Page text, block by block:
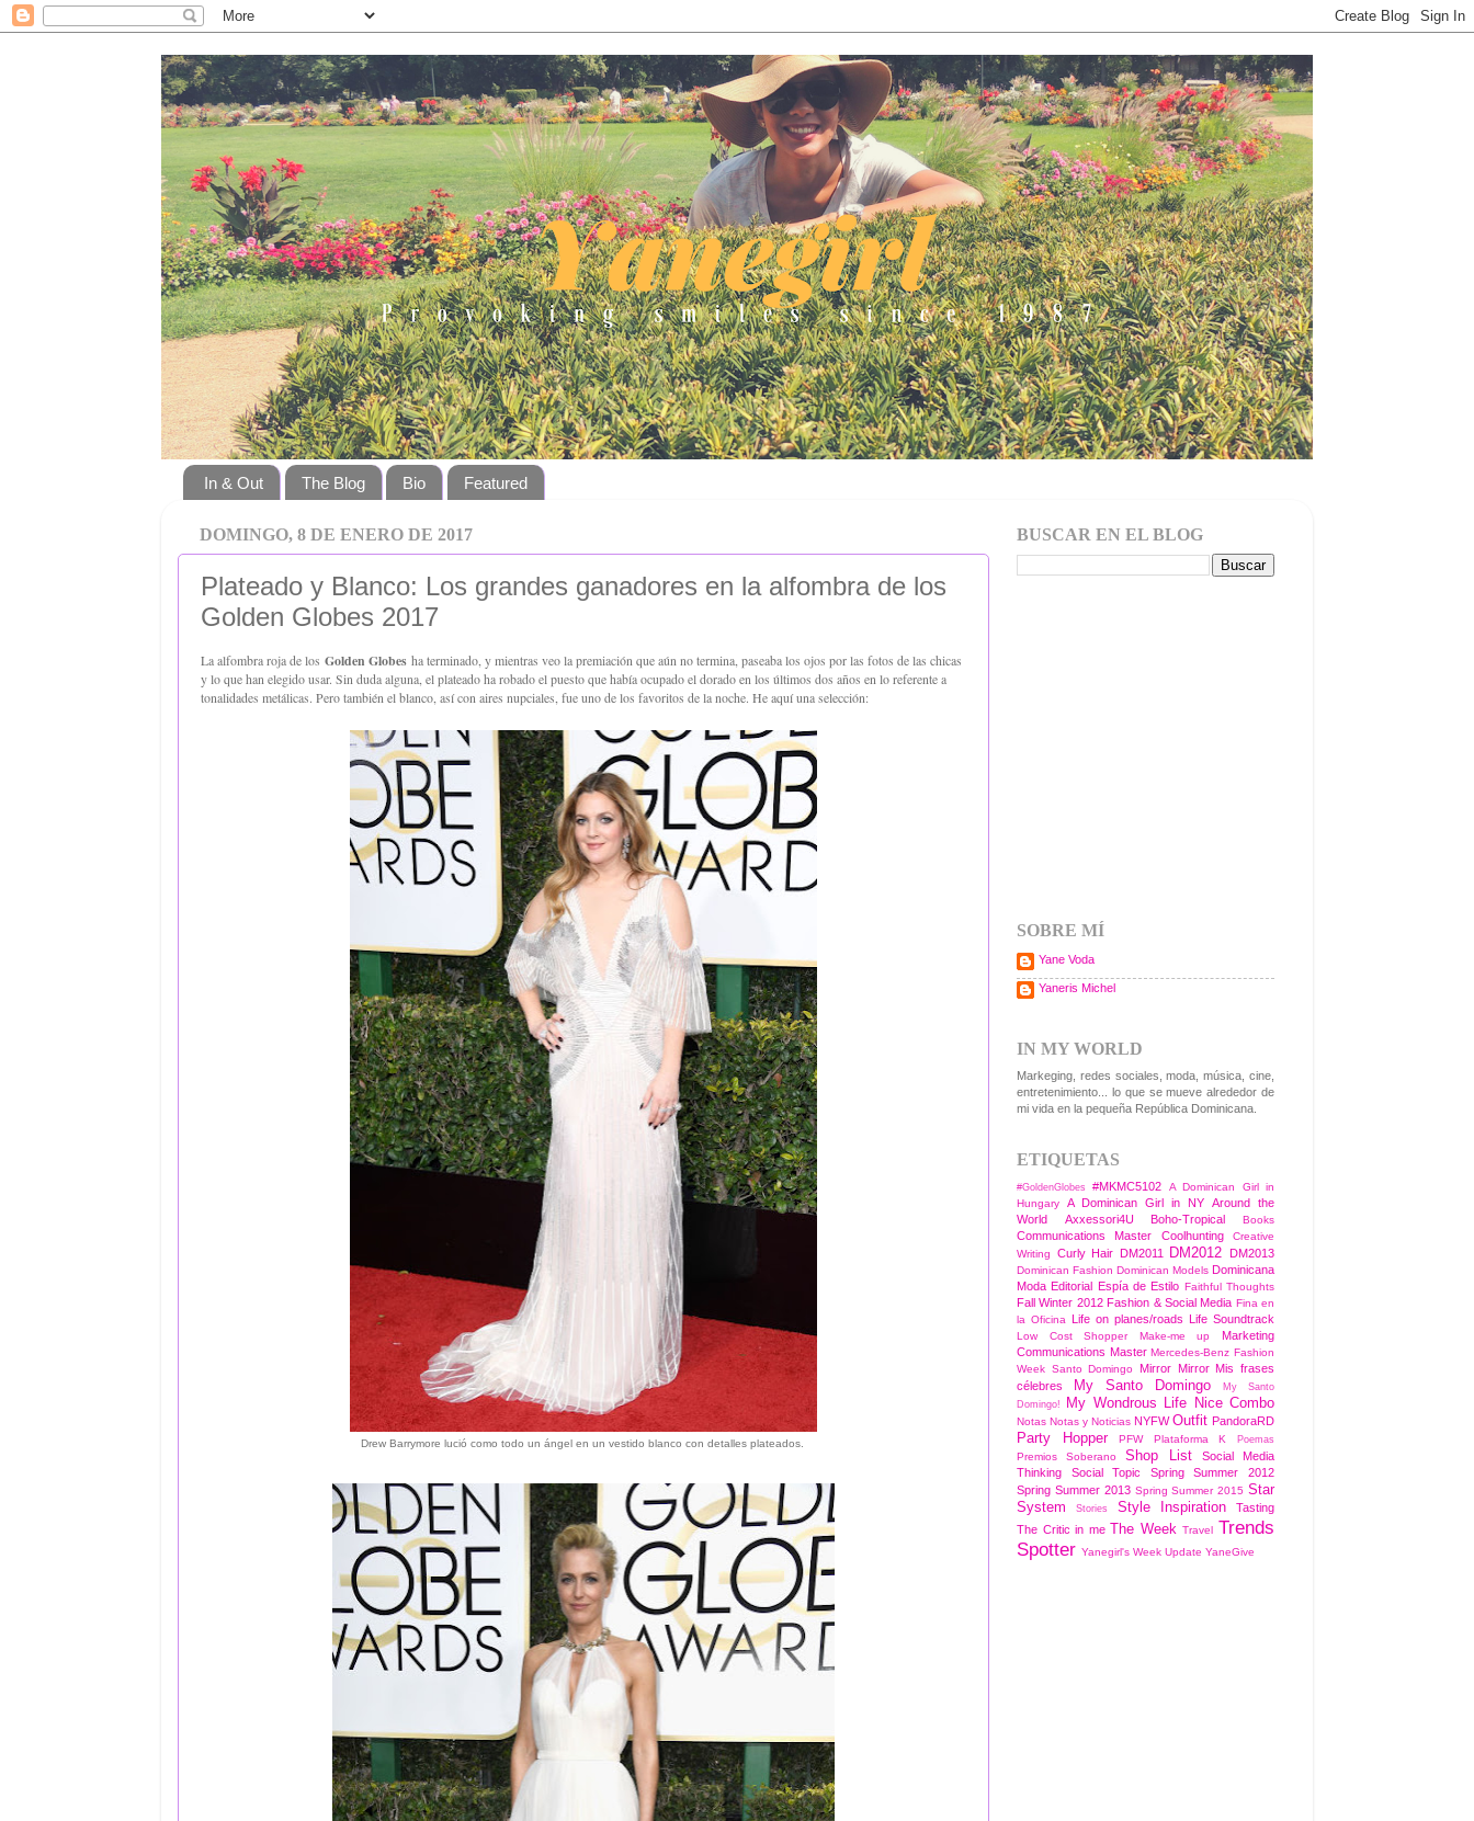
In & Out The Blog Bio Featured
DOMINGO, 8 DE ENERO DE 2017
Plateado y Blanco: Los grandes ganadores en la alfombra de los
Golden Globes 2017
La alfombra roja de los Golden Globes ha terminado, y mientras veo la premiación que aún no termina, paseaba los ojos por las fotos de las chicas
y lo que han elegido usar. Sin duda alguna, el plateado ha robado el puesto que había ocupado el dorado en los últimos dos años en lo referente a
tonalidades metálicas. Pero también el blanco, así con aires nupciales, fue uno de los favoritos de la noche. He aquí una selección:
Drew Barrymore lució como todo un ángel en un vestido blanco con detalles plateados.
BUSCAR EN EL BLOG
SOBRE MÍ
Yane Voda
Yaneris Michel
IN MY WORLD
Markeging, redes sociales, moda, música, cine,
entretenimiento... lo que se mueve alrededor de
mi vida en la pequeña República Dominicana.
ETIQUETAS
#GoldenGlobes #MKMC5102
A Dominican Girl in
Hungary
A Dominican Girl in NY Around the
World
Axxessori4U Boho-Tropical Books
Communications Master Coolhunting
Creative
Writing
Curly Hair DM2011 DM2012 DM2013
Dominican Fashion Dominican Models Dominicana
Moda Editorial Espía de Estilo Faithful Thoughts
Fall Winter 2012 Fashion & Social Media Fina en
la Oficina Life on planes/roads Life Soundtrack
Low Cost Shopper Make-me up
Marketing
Communications Master Mercedes-Benz Fashion
Week Santo Domingo Mirror Mirror Mis frases
célebres
My Santo Domingo
My Santo
Domingo!
My Wondrous Life Nice Combo
Notas Notas y Noticias NYFW Outfit PandoraRD
Party Hopper PFW Plataforma K Poemas
Premios Soberano Shop List
Social Media
Thinking
Social Topic
Spring Summer 2012
Spring Summer 2013 Spring Summer 2015 Star
System
Stories Style Inspiration
Tasting
The Critic in me The Week Travel Trends
Spotter Yanegirl's Week Update YaneGive